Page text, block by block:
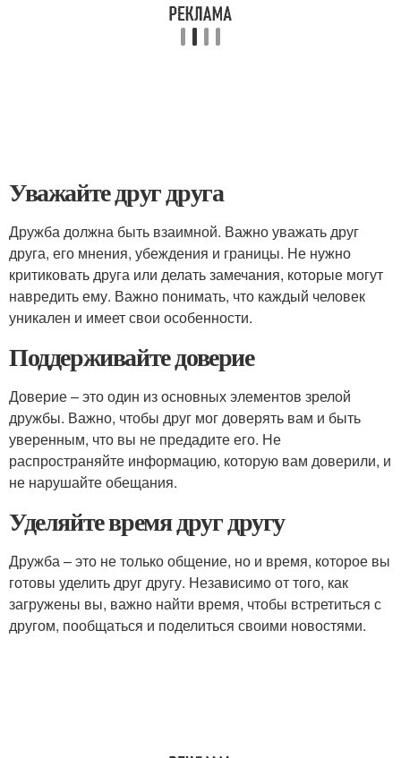
Уважайте друг друга
Дружба должна быть взаимной. Важно уважать друг
друга, его мнения, убеждения и границы. Не нужно
критиковать друга или делать замечания, которые могут
навредить ему. Важно понимать, что каждый человек
уникален и имеет свои особенности.
Поддерживайте доверие
Доверие – это один из основных элементов зрелой
дружбы. Важно, чтобы друг мог доверять вам и быть
уверенным, что вы не предадите его. Не
распространяйте информацию, которую вам доверили, и
не нарушайте обещания.
Уделяйте время друг другу
Дружба – это не только общение, но и время, которое вы
готовы уделить друг другу. Независимо от того, как
загружены вы, важно найти время, чтобы встретиться с
другом, пообщаться и поделиться своими новостями.